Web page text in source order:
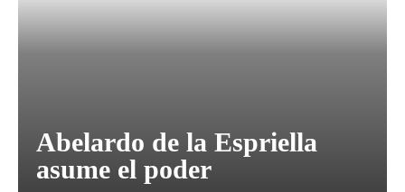
Abelardo de la Espriella
asume el poder